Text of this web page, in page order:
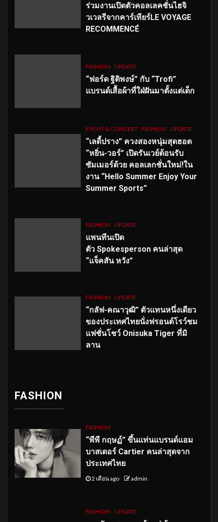
ร่วมงานเปิดตัวคอลเลคชั่นไฮจิ
วเวลรีจากคาร์เทียร์LE VOYAGE
RECOMMENCÉ
FASHION UPDATE
“ฟอร์ด ฐิติพงษ์” กับ “Trofi”
แบรนด์เสื้อผ้าที่ใฝ่ฝันมาตั้งแต่เด็ก
EVENT & CONCERT FASHION UPDATE
“เลดี้ปราง” ควงสองหนุ่มสุดฮอต
“หยิ่น-วอร์” เปิดรันเวย์ต้อนรับ
ซัมเมอร์ด้วย คอลเลกชั่นใหม่!ใน
งาน “Hello Summer Enjoy Your
Summer Sports”
FASHION UPDATE
แพนทีนเปิด
ตัว Spokesperson คนล่าสุด
“แจ็คสัน หวัง”
FASHION UPDATE
“กลัฟ-คณาวุฒิ” ตัวแทนหนึ่งเดียว
ของประเทศไทยนั่งฟรอนต์โรว์ชม
แฟชั่นโชว์ Onisuka Tiger ที่มิ
ลาน
FASHION
FASHION
“พีพี กฤษฏ์” ขึ้นแท่นแบรนด์แอม
บาสเดอร์ Cartier คนล่าสุดจาก
ประเทศไทย
2 เดือน ago admin
FASHION UPDATE